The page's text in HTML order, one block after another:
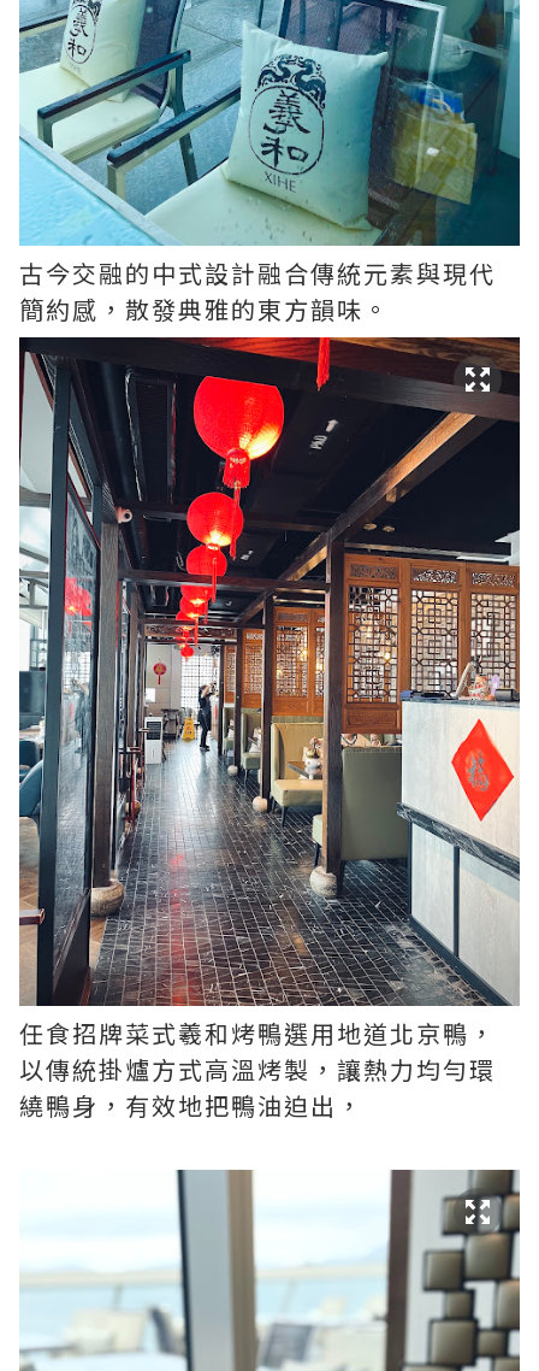
古今交融的中式設計融合傳統元素與現代
簡約感，散發典雅的東方韻味。
任食招牌菜式羲和烤鴨選用地道北京鴨，
以傳統掛爐方式高溫烤製，讓熱力均勻環
繞鴨身，有效地把鴨油迫出，